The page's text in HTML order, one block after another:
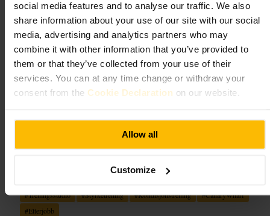
social media features and to analyse our traffic. We also
share information about your use of our site with our social
media, advertising and analytics partners who may
combine it with other information that you’ve provided to
them or that they’ve collected from your use of their
services. You can at any time change or withdraw your
consent from the Cookie Declaration on our website.
Allow all
Customize
Sport og rekreasjon
Gym og studio
Bilde /Abode2
Wharf.”
#Treningsstudio #Styrketrening #Kondisjonstrening #CanaryWharf
#Etterjobb